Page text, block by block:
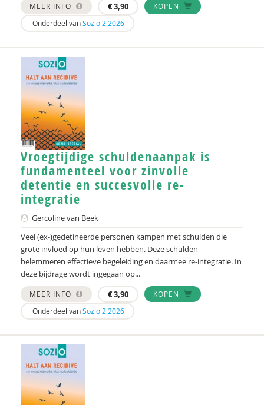
MEER INFO €3,90
KOPEN
Onderdeel vanSozio 2 2026
Vroegtijdige schuldenaanpak is
fundamenteel voor zinvolle
detentie en succesvolle re-
integratie
Gercoline van Beek
Veel (ex-)gedetineerde personen kampen met schulden die
grote invloed op hun leven hebben. Deze schulden
belemmeren effectieve begeleiding en daarmee re-integratie. In
deze bijdrage wordt ingegaan op...
MEER INFO €3,90
KOPEN
Onderdeel vanSozio 2 2026